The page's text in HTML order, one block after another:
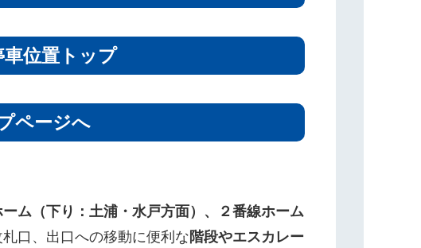
車位置トップ
ページへ
ム（下り：土浦・水戸方面）、２番線ホーム
口、出口への移動に便利な階段やエスカレー